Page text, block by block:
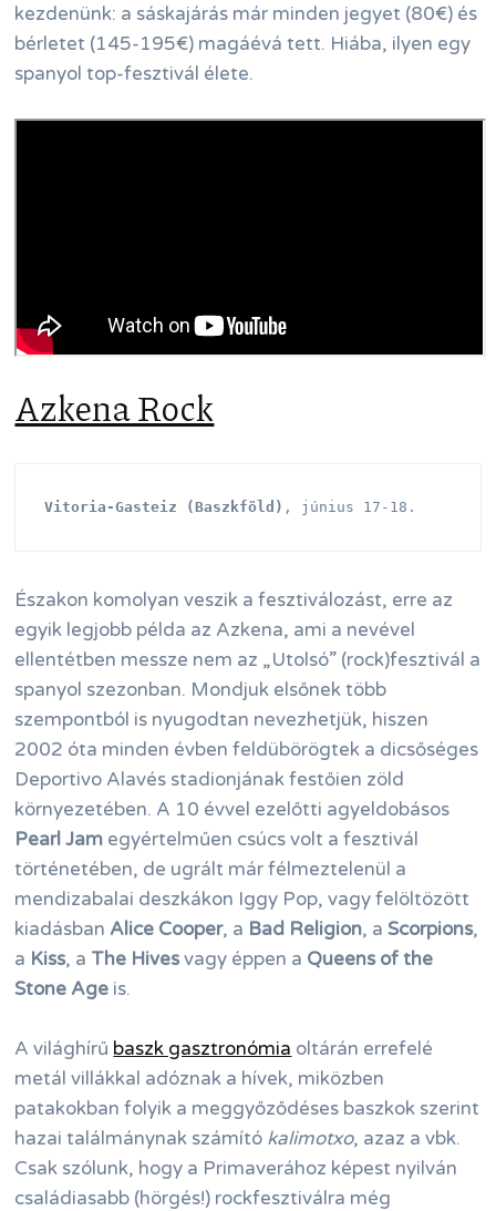
kezdenünk: a sáskajárás már minden jegyet (80€) és
bérletet (145-195€) magáévá tett. Hiába, ilyen egy
spanyol top-fesztivál élete.
Azkena Rock
Vitoria-Gasteiz (Baszkföld) , június 17-18.
Északon komolyan veszik a fesztiválozást, erre az
egyik legjobb példa az Azkena, ami a nevével
ellentétben messze nem az „Utolsó” (rock)fesztivál a
spanyol szezonban. Mondjuk elsőnek több
szempontból is nyugodtan nevezhetjük, hiszen
2002 óta minden évben feldübörögtek a dicsőséges
Deportivo Alavés stadionjának festőien zöld
környezetében. A 10 évvel ezelőtti agyeldobásos
Pearl Jam egyértelműen csúcs volt a fesztivál
történetében, de ugrált már félmeztelenül a
mendizabalai deszkákon Iggy Pop, vagy felöltözött
kiadásban Alice Cooper, a Bad Religion, aScorpions,
a Kiss, a The Hivesvagy éppen a Queens of the
Stone Age is.
A világhírű baszk gasztronómia oltárán errefelé
metál villákkal adóznak a hívek, miközben
patakokban folyik a meggyőződéses baszkok szerint
hazai találmánynak számító kalimotxo, azaz a vbk.
Csak szólunk, hogy a Primaverához képest nyilván
családiasabb (hörgés!) rockfesztiválra még